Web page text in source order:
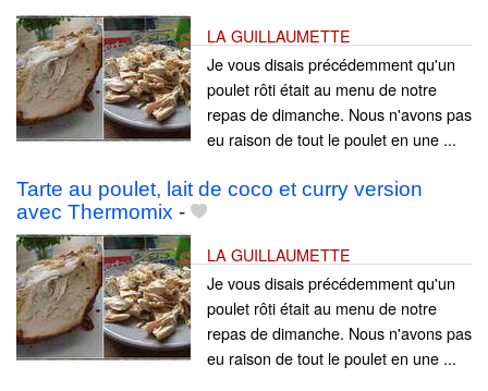
LA GUILLAUMETTE
Je vous disais précédemment qu'un
poulet rôti était au menu de notre
repas de dimanche. Nous n'avons pas
eu raison de tout le poulet en une ...
Tarte au poulet, lait de coco et curry version
avec Thermomix -
LA GUILLAUMETTE
Je vous disais précédemment qu'un
poulet rôti était au menu de notre
repas de dimanche. Nous n'avons pas
eu raison de tout le poulet en une ...